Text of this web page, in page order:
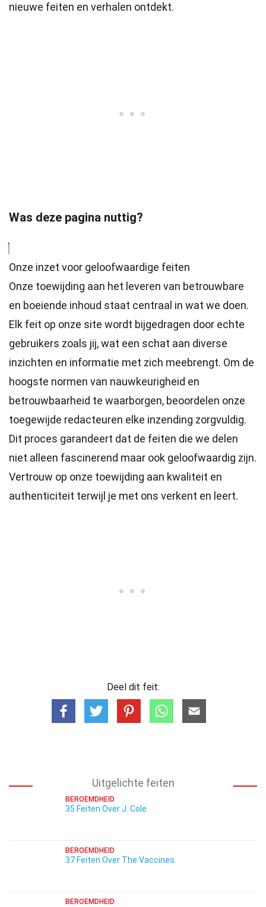
nieuwe feiten en verhalen ontdekt.
Was deze pagina nuttig?
Onze inzet voor geloofwaardige feiten
Onze toewijding aan het leveren van betrouwbare
en boeiende inhoud staat centraal in wat we doen.
Elk feit op onze site wordt bijgedragen door echte
gebruikers zoals jij, wat een schat aan diverse
inzichten en informatie met zich meebrengt. Om de
hoogste normen van nauwkeurigheid en
betrouwbaarheid te waarborgen, beoordelen onze
toegewijde redacteuren elke inzending zorgvuldig.
Dit proces garandeert dat de feiten die we delen
niet alleen fascinerend maar ook geloofwaardig zijn.
Vertrouw op onze toewijding aan kwaliteit en
authenticiteit terwijl je met ons verkent en leert.
Deel dit feit:
Uitgelichte feiten
BEROEMDHEID
35 Feiten Over J. Cole
BEROEMDHEID
37 Feiten Over The Vaccines
BEROEMDHEID